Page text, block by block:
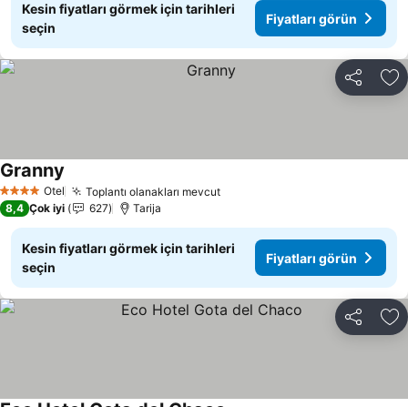
Kesin fiyatları görmek için tarihleri
seçin
Fiyatları görün
Paylaş
4 Yıldız Otel Toplantı olanakları mevcut
Granny
8,4 Çok iyi 627 Tarija
Kesin fiyatları görmek için tarihleri
seçin
Fiyatları görün
Paylaş